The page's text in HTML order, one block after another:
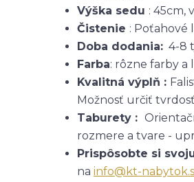
Výška sedu : 45cm,
Čistenie : Poťahové
Doba dodania: 4-8
Farba: rôzne farby a
Kvalitná výplň :
Možnosť určiť
Taburety :
rozmere a tvare -
Prispôsobte si
na info@kt-